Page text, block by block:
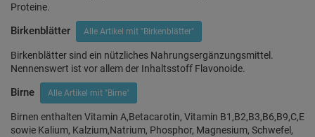
Proteine.
Birkenblätter Alle Artikel mit "Birkenblätter"
Birkenblätter sind ein nützliches Nahrungsergänzungsmittel.
Nennenswert ist vor allem der Inhaltsstoff Flavonoide.
Birne Alle Artikel mit "Birne"
Birnen enthalten Vitamin A,Betacarotin, Vitamin B1,B2,B3,B6,B9,C,E
sowie Kalium, Kalzium,Natrium, Phosphor, Magnesium, Schwefel,